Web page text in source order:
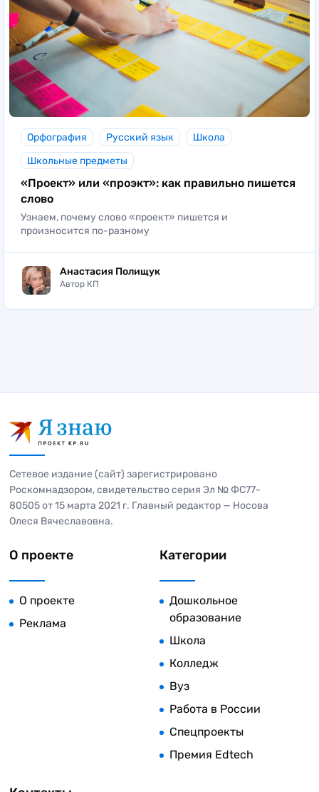
Орфография Русский язык
Школа
Школьные предметы
«Проект» или «проэкт»: как правильно пишется
слово
Узнаем, почему слово «проект» пишется и
произносится по-разному
Анастасия Полищук
Автор КП
Сетевое издание (сайт) зарегистрировано
Роскомнадзором, свидетельство серия Эл № ФС77-
80505 от 15 марта 2021 г. Главный редактор — Носова
Олеся Вячеславовна.
О проекте
О проекте
Реклама
Категории
Дошкольное
образование
Школа
Колледж
Вуз
Работа в России
Спецпроекты
Премия Edtech